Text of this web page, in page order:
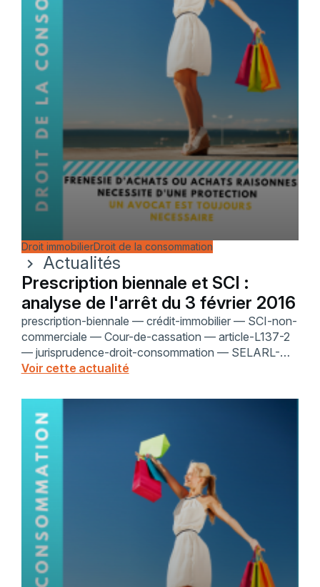
Droit immobilierDroit de la consommation
chevron_right
Actualités
Prescription biennale et SCI :
analyse de l'arrêt du 3 février 2016
prescription-biennale — crédit-immobilier — SCI-non-
commerciale — Cour-de-cassation — article-L137-2
— jurisprudence-droit-consommation — SELARL-
Philippe-Gonet — décision-2016
Voir cette actualité